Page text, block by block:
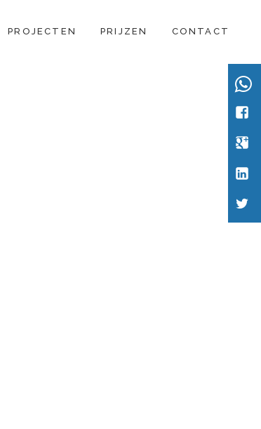
PROJECTEN PRIJZEN CONTACT